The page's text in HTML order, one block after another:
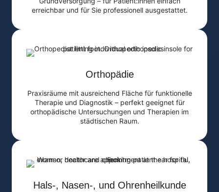
erreichbar und für Sie professionell ausgestattet.
Orthopädie
Praxisräume mit ausreichend Fläche für funktionelle
Therapie und Diagnostik – perfekt geeignet für
orthopädische Untersuchungen und Therapien im
städtischen Raum.
Hals-, Nasen-, und Ohrenheilkunde